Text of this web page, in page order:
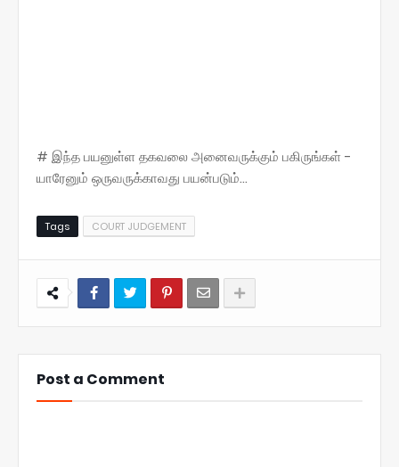
# இந்த பயனுள்ள தகவலை அனைவருக்கும் பகிருங்கள் -
யாரேனும் ஒருவருக்காவது பயன்படும்...
Tags COURT JUDGEMENT
Post a Comment